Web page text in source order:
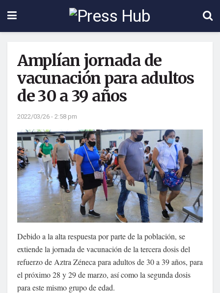
Amplían jornada de
vacunación para adultos
de 30 a 39 años
2022/03/26 - 2:58 pm
Debido a la alta respuesta por parte de la población, se
extiende la jornada de vacunación de la tercera dosis del
refuerzo de Aztra Zéneca para adultos de 30 a 39 años, para
el próximo 28 y 29 de marzo, así como la segunda dosis
para este mismo grupo de edad.